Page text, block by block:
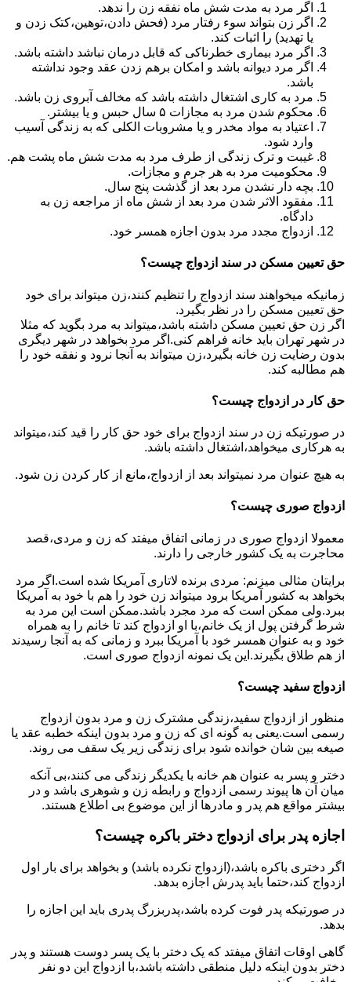
اگر مرد به مدت شش ماه نفقه زن را ندهد.
اگر زن بتواند سوء رفتار مرد (فحش دادن،توهین،کتک زدن و
یا تهدید) را اثبات کند.
اگر مرد بیماری خطرناکی که قابل درمان نباشد داشته باشد.
اگر مرد دیوانه باشد و امکان برهم زدن عقد وجود نداشته
باشد.
مرد به کاری اشتغال داشته باشد که مخالف آبروی زن باشد.
محکوم شدن مرد به مجازات ۵ سال حبس و یا بیشتر.
اعتیاد به مواد مخدر و یا مشروبات الکلی که به زندگی آسیب
وارد شود.
غیبت و ترک زندگی از طرف مرد به مدت شش ماه پشت هم.
محکومیت مرد به هر جرم و مجازات.
بچه دار نشدن مرد بعد از گذشت پنج سال.
مفقود الاثر شدن مرد بعد از شش ماه از مراجعه زن به
دادگاه.
ازدواج مجدد مرد بدون اجازه همسر خود.
حق تعیین مسکن در سند ازدواج چیست؟
زمانیکه میخواهند سند ازدواج را تنظیم کنند،زن میتواند برای خود
حق تعیین مسکن را در نظر بگیرد.
اگر زن حق تعیین مسکن داشته باشد،میتواند به مرد بگوید که مثلا
در شهر تهران باید خانه فراهم کنی.اگر مرد بخواهد در شهر دیگری
بدون رضایت زن خانه بگیرد،زن میتواند به آنجا نرود و نفقه خود را
هم مطالبه کند.
حق کار در ازدواج چیست؟
در صورتیکه زن در سند ازدواج برای خود حق کار را قید کند،میتواند
به هرکاری میخواهد،اشتغال داشته باشد.
به هیچ عنوان مرد نمیتواند بعد از ازدواج،مانع از کار کردن زن شود.
ازدواج صوری چیست؟
معمولا ازدواج صوری در زمانی اتفاق میفتد که زن و مردی،قصد
محاجرت به یک کشور خارجی را دارند.
برایتان مثالی میزنم: مردی برنده لاتاری آمریکا شده است.اگر مرد
بخواهد به کشور آمریکا برود میتواند زن خود را هم با خود به آمریکا
ببرد.ولی ممکن است که مرد مجرد باشد.ممکن است این مرد به
شرط گرفتن پول از یک خانم،با او ازدواج کند تا خانم را به همراه
خود و به عنوان همسر خود با آمریکا ببرد و زمانی که به آنجا رسیدند
از هم طلاق بگیرند.این یک نمونه ازدواج صوری است.
ازدواج سفید چیست؟
منظور از ازدواج سفید،زندگی مشترک زن و مرد بدون ازدواج
رسمی است.یعنی به گونه ای که زن و مرد بدون اینکه خطبه عقد یا
صیغه بین شان خوانده شود برای زندگی زیر یک سقف می روند.
دختر و پسر به عنوان هم خانه با یکدیگر زندگی می کنند،بی آنکه
میان آن ها پیوند رسمی ازدواج و رابطه زن و شوهری باشد و در
بیشتر مواقع هم پدر و مادرها از این موضوع بی اطلاع هستند.
اجازه پدر برای ازدواج دختر باکره چیست؟
اگر دختری باکره باشد،(ازدواج نکرده باشد) و بخواهد برای بار اول
ازدواج کند،حتما باید پدرش اجازه بدهد.
در صورتیکه پدر فوت کرده باشد،پدربزرگ پدری باید این اجازه را
بدهد.
گاهی اوقات اتفاق میفتد که یک دختر با یک پسر دوست هستند و پدر
دختر بدون اینکه دلیل منطقی داشته باشد،با ازدواج این دو نفر